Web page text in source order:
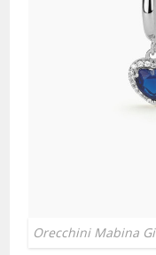
Orecchini Mabina